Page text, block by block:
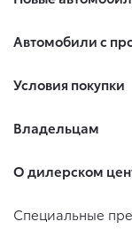
Автомобили с
Условия покупки
Владельцам
О дилерском
Специальные